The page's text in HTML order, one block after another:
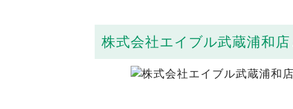
株式会社エイブル武蔵浦和店